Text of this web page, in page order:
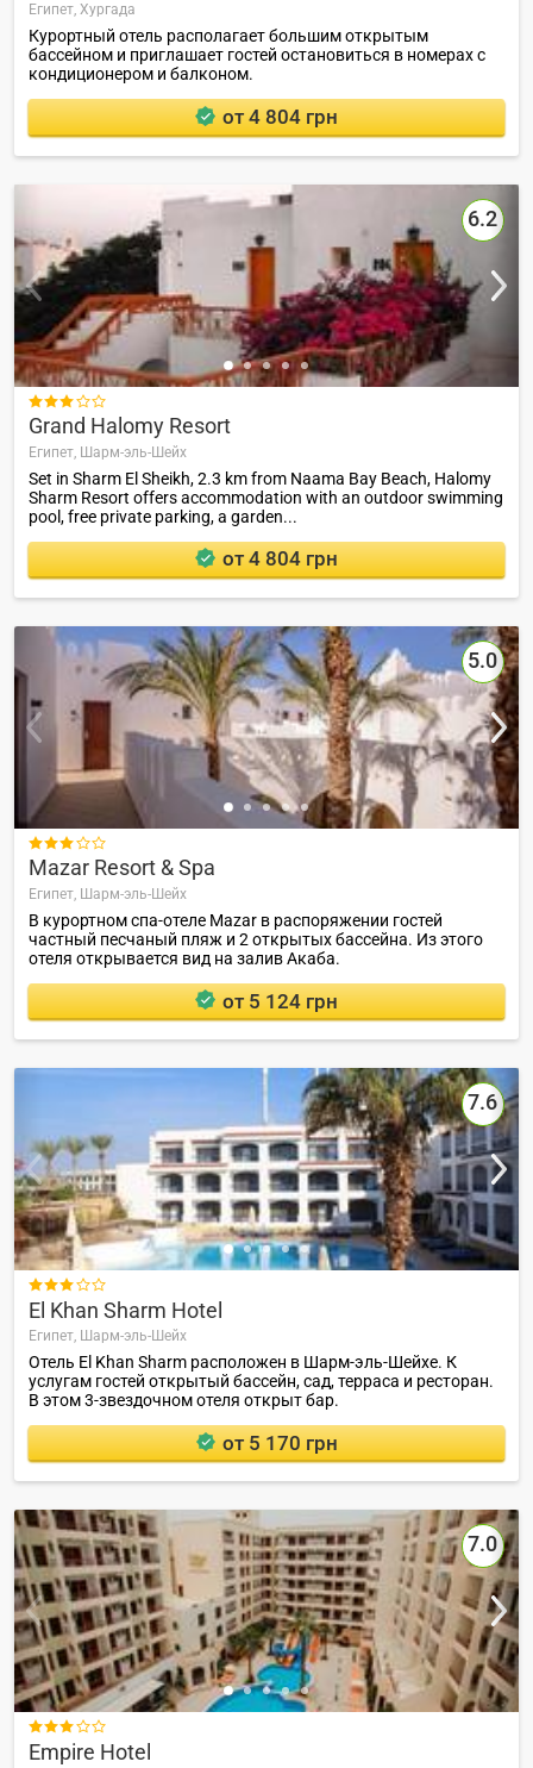
Египет, Хургада
Курортный отель располагает большим открытым
бассейном и приглашает гостей остановиться в номерах с
кондиционером и балконом.
от 4 804 грн
6.2

Grand Halomy Resort
Египет, Шарм-эль-Шейх
Set in Sharm El Sheikh, 2.3 km from Naama Bay Beach, Halomy
Sharm Resort offers accommodation with an outdoor swimming
pool, free private parking, a garden...
от 4 804 грн
5.0

Mazar Resort & Spa
Египет, Шарм-эль-Шейх
В курортном спа-отеле Mazar в распоряжении гостей
частный песчаный пляж и 2 открытых бассейна. Из этого
отеля открывается вид на залив Акаба.
от 5 124 грн
7.6

El Khan Sharm Hotel
Египет, Шарм-эль-Шейх
Отель El Khan Sharm расположен в Шарм-эль-Шейхе. К
услугам гостей открытый бассейн, сад, терраса и ресторан.
В этом 3-звездочном отеля открыт бар.
от 5 170 грн
7.0

Empire Hotel